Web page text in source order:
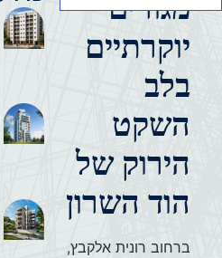
מגורים
יוקרתיים
בלב
השקט
הירוק של
הוד השרון
ברחוב רונית אלקבץ,